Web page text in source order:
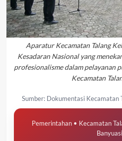
Aparatur Kecamatan Talang
Kesadaran Nasional yang
profesionalisme dalam pelayanan
Kecamatan
Sumber: Dokumentasi Kecamatan
Pemerintahan • Kecamatan